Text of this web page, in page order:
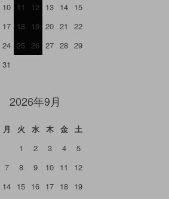
10 11 12 13 14 15
17 18 19 20 21
22
24 25 26 27 28 29
31
2026年9月
月 火 水 木 金
土
1
2 3 4
5
7 8 9 10 11
12
14 15 16 17 18 19